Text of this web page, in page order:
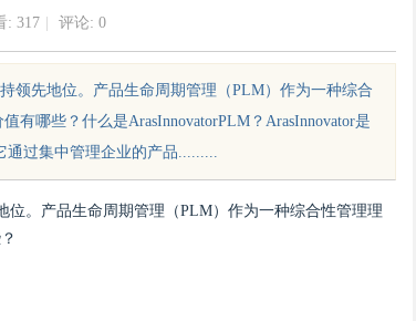
: 317 评论: 0
领先地位。产品生命周期管理（PLM）作为一种综合
有哪些？什么是ArasInnovatorPLM？ArasInnovator是
通过集中管理企业的产品.........
。产品生命周期管理（PLM）作为一种综合性管理理
武汉配眼镜 上海配眼镜